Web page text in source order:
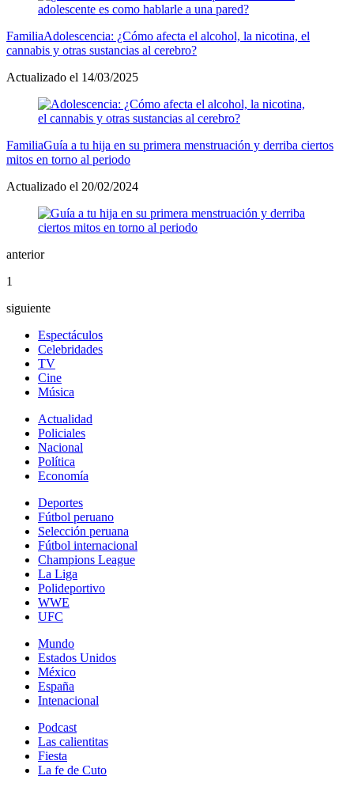
FamiliaAdolescencia: ¿Cómo afecta el alcohol, la nicotina, el
cannabis y otras sustancias al cerebro?
Actualizado el 14/03/2025
FamiliaGuía a tu hija en su primera menstruación y derriba ciertos
mitos en torno al periodo
Actualizado el 20/02/2024
anterior
1
siguiente
Espectáculos
Celebridades
TV
Cine
Música
Actualidad
Policiales
Nacional
Política
Economía
Deportes
Fútbol peruano
Selección peruana
Fútbol internacional
Champions League
La Liga
Polideportivo
WWE
UFC
Mundo
Estados Unidos
México
España
Intenacional
Podcast
Las calientitas
Fiesta
La fe de Cuto